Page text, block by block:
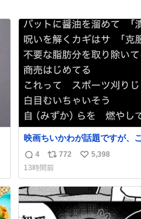
映画ちいかわが話題ですが、
レが【実際に】作品内で言っ
リフを見てみましょう （未ア
む）
返
信
数
4
リ
ポ
ス
ト
数
772
い
ね
数
5,398
13時間前